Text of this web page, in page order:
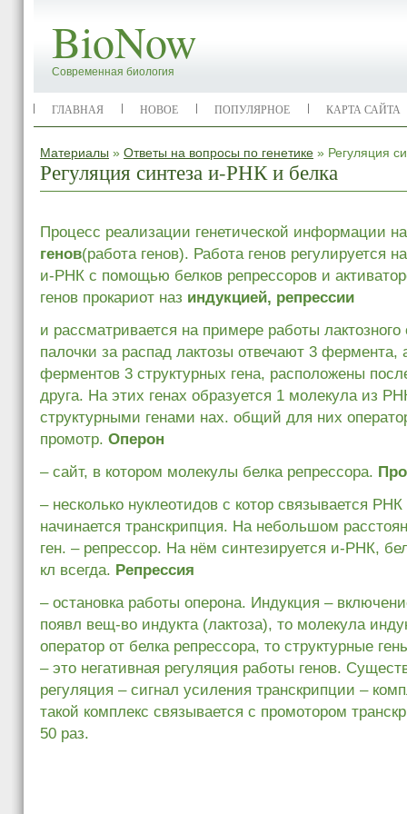
BioNow
Современная биология
ГЛАВНАЯ НОВОЕ ПОПУЛЯРНОЕ КАРТА САЙТА
Материалы » Ответы на вопросы по генетике » Регуляция
Регуляция синтеза и-РНК и белка
Процесс реализации генетической информации
генов(работа генов). Работа генов регулируется
и-РНК с помощью белков репрессоров и
генов прокариот наз индукцией, репрессии
и рассматривается на примере работы
палочки за распад лактозы отвечают 3 фермента,
ферментов 3 структурных гена, расположены
друга. На этих генах образуется 1 молекула из
структурными генами нах. общий для них
промотр. Оперон
– сайт, в котором молекулы белка репрессора.
– несколько нуклеотидов с котор связывается
начинается транскрипция. На небольшом
ген. – репрессор. На нём синтезируется и-РНК,
кл всегда. Репрессия
– остановка работы оперона. Индукция –
появл вещ-во индукта (лактоза), то молекула
оператор от белка репрессора, то структурные
– это негативная регуляция работы генов.
регуляция – сигнал усиления транскрипции –
такой комплекс связывается с промотором
50 раз.